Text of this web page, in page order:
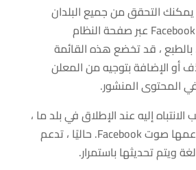
يمكنك التحقق من جميع البلدان
المؤهلة للربح من Facebook عبر صفحة النظام
، قد تخضع هذه القائمة
أو الإضافة بتوجيه من المعلن
المحتوى المنشور.
إليه عند الإطلاق في بلد ما ،
وهو اللغة التي يدعمها صوت Facebook. حاليًا ، تدعم